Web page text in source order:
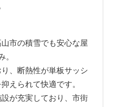
市の積雪でも安心な屋
。
、断熱性が単板サッシ
えられて快適です。
が充実しており、市街